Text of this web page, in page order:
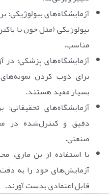
آزمایشگاه‌های بیولوژیکی:
بیولوژیکی (مثل خون یا
مناسب.
آزمایشگاه‌های پزشکی: در
برای ذوب کردن
بسیار مفید هستند.
آزمایشگاه‌های تحقیقاتی:
دقیق و کنترل‌شده در
صنعتی.
با استفاده از بن ماری،
آزمایش‌های خود را به
قابل اعتمادی بدست آورند.